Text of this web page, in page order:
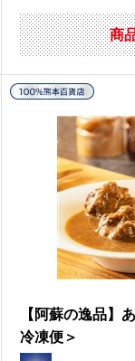
商
【阿蘇の逸品】
冷凍便＞